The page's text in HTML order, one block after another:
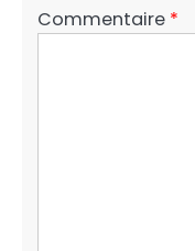
Commentaire *